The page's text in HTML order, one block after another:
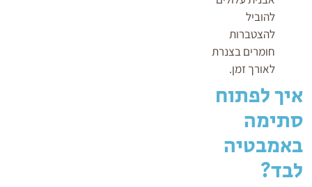
להוביל
להצטברות
חומרים בצנרת
לאורך זמן.
איך לפתוח
סתימה
באמבטיה
לבד?